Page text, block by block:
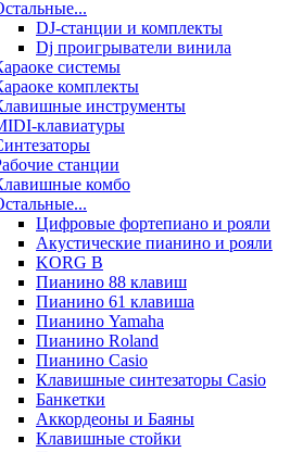
DJ-станции и комплекты
Dj проигрыватели винила
системы
комплекты
инструменты
клавиатуры
станции
комбо
Цифровые фортепиано и рояли
Акустические пианино и рояли
KORG B
Пианино 88 клавиш
Пианино 61 клавиша
Пианино Yamaha
Пианино Roland
Пианино Casio
Клавишные синтезаторы Casio
Банкетки
Аккордеоны и Баяны
Клавишные стойки